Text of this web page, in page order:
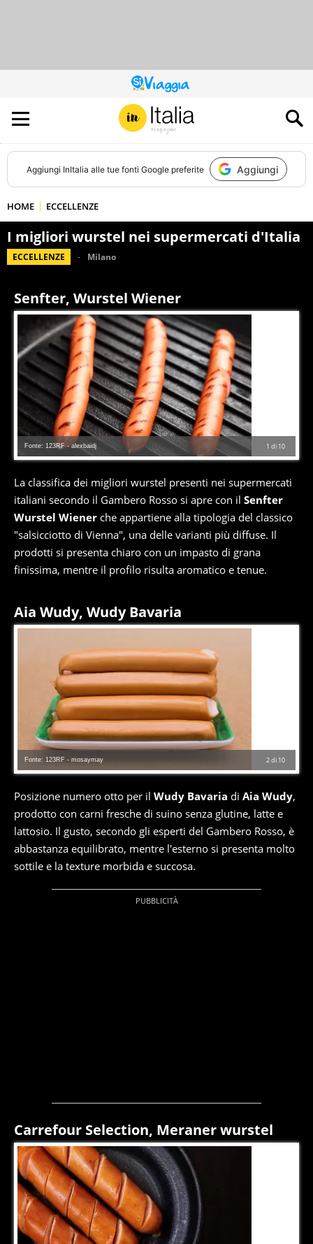
QUESTO
SITO
CONTRIBUISCE
ALL’AUDIENCE
DI
Aggiungi InItalia alle tue fonti Google preferite Aggiungi
HOME ECCELLENZE
I migliori wurstel nei supermercati d'Italia
ECCELLENZE Milano
Senfter, Wurstel Wiener
1 di 10
Fonte: 123RF - alexbaidj
La classifica dei migliori wurstel presenti nei supermercati
italiani secondo il Gambero Rosso si apre con il Senfter
Wurstel Wiener che appartiene alla tipologia del classico
"salsicciotto di Vienna", una delle varianti più diffuse. Il
prodotti si presenta chiaro con un impasto di grana
finissima, mentre il profilo risulta aromatico e tenue.
Aia Wudy, Wudy Bavaria
2di 10
Fonte: 123RF - mosaymay
Posizione numero otto per il Wudy Bavaria di Aia Wudy,
prodotto con carni fresche di suino senza glutine, latte e
lattosio. Il gusto, secondo gli esperti del Gambero Rosso, è
abbastanza equilibrato, mentre l'esterno si presenta molto
sottile e la texture morbida e succosa.
Carrefour Selection, Meraner wurstel